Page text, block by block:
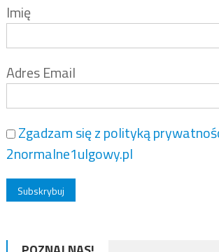
Imię
Adres Email
Zgadzam się z polityką
2normalne1ulgowy.pl